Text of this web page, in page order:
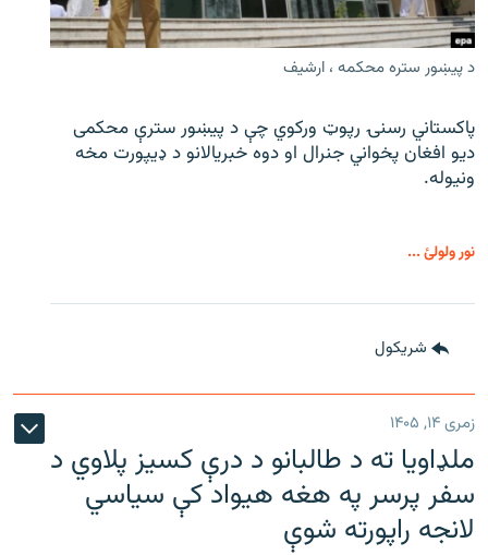
د پیښور ستره محکمه ، ارشیف
پاکستاني رسنۍ رپوټ ورکوي چې د پیښور سترې محکمی
دیو افغان پخواني جنرال او دوه خبریالانو د ډیپورت مخه
ونیوله.
نور ولولئ ...
شريکول
زمری ۱۴, ۱۴۰۵
ملډاویا ته د طالبانو د درې کسیز پلاوي د
سفر پرسر په هغه هیواد کې سیاسي
لانجه راپورته شوې